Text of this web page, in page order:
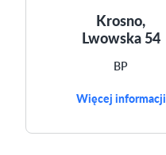
Krosno,
Lwowska 54
BP
Więcej informacji